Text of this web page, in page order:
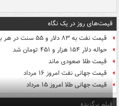
قیمت‌های روز در یک نگاه
قیمت نفت به ۸۳ دلار و ۵۵ سنت در هر بشکه رسید
حواله دلار ۱۵۴ هزار و ۴۵۱ تومان شد
قیمت طلا صعودی ماند
قیمت جهانی نفت امروز ۱۶ مرداد
قیمت جهانی طلا امروز ۱۵ مرداد